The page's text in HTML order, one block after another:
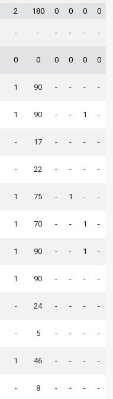
2 180 0 0 0 0
- - - - - -
0 0 0 0 0 0
1 90 - - - -
1 90 - - 1 -
- 17 - - - -
- 22 - - - -
1 75 - 1 - -
1 70 - - 1 -
1 90 - - 1 -
1 90 - - - -
- 24 - - - -
- 5 - - - -
1 46 - - - -
- 8 - - - -